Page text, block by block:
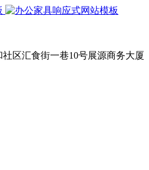
区汇食街一巷10号展源商务大厦